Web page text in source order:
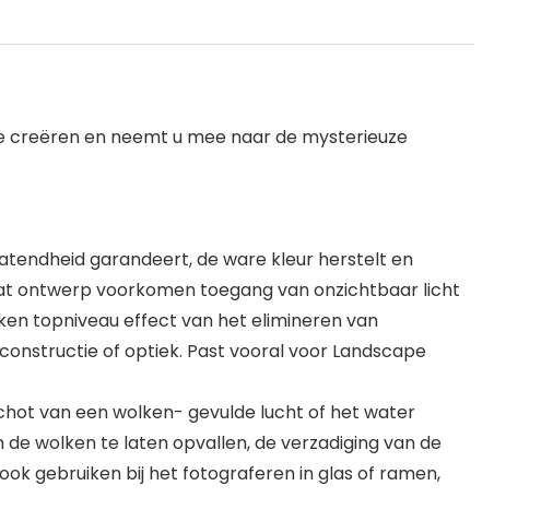
en neemt u mee naar de mysterieuze
garandeert, de ware kleur herstelt en
ontwerp voorkomen toegang van onzichtbaar licht
topniveau effect van het elimineren van
of optiek. Past vooral voor Landscape
van een wolken- gevulde lucht of het water
wolken te laten opvallen, de verzadiging van de
gebruiken bij het fotograferen in glas of ramen,